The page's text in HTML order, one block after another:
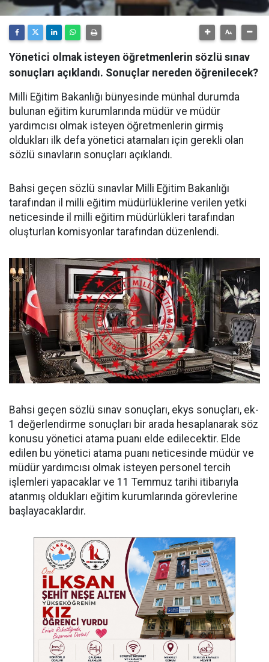
Yönetici olmak isteyen öğretmenlerin sözlü sınav
sonuçları açıklandı. Sonuçlar nereden öğrenilecek?
Milli Eğitim Bakanlığı bünyesinde münhal durumda
bulunan eğitim kurumlarında müdür ve müdür
yardımcısı olmak isteyen öğretmenlerin girmiş
oldukları ilk defa yönetici atamaları için gerekli olan
sözlü sınavların sonuçları açıklandı.
Bahsi geçen sözlü sınavlar Milli Eğitim Bakanlığı
tarafından il milli eğitim müdürlüklerine verilen yetki
neticesinde il milli eğitim müdürlükleri tarafından
oluşturlan komisyonlar tarafından düzenlendi.
Bahsi geçen sözlü sınav sonuçları, ekys sonuçları, ek-
1 değerlendirme sonuçları bir arada hesaplanarak söz
konusu yönetici atama puanı elde edilecektir. Elde
edilen bu yönetici atama puanı neticesinde müdür ve
müdür yardımcısı olmak isteyen personel tercih
işlemleri yapacaklar ve 11 Temmuz tarihi itibarıyla
atanmış oldukları eğitim kurumlarında görevlerine
başlayacaklardır.